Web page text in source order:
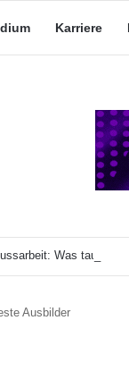
Karriere
Was taugt die
Ausbilder